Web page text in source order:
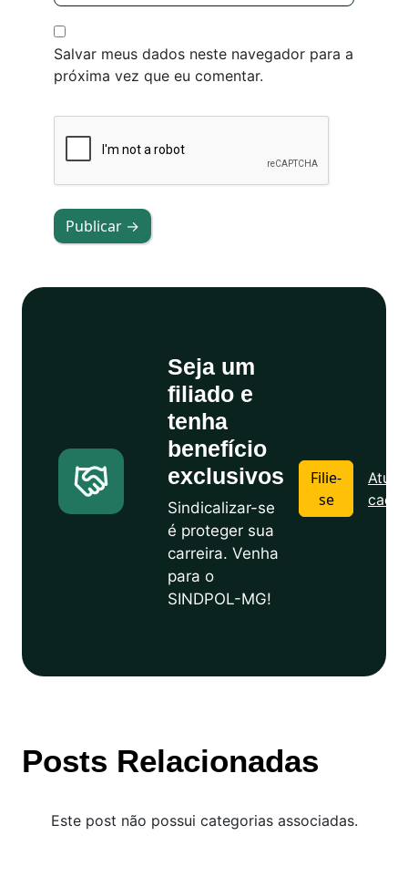
Salvar meus dados neste navegador para a
próxima vez que eu comentar.
Publicar →
Seja um
filiado e
tenha
benefício
exclusivos
Sindicalizar-se
é proteger sua
carreira. Venha
para o
SINDPOL-MG!
Filie-
se
Posts Relacionadas
Este post não possui categorias associadas.